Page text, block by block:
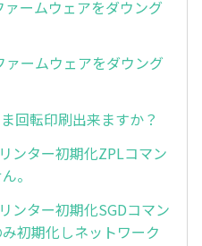
ームウェアをダウング
ームウェアをダウング
回転印刷出来ますか？
ンター初期化ZPLコマン
。
ンター初期化SGDコマン
初期化しネットワーク